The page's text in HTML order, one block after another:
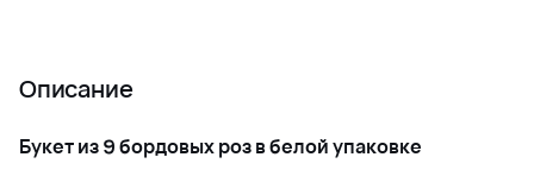
Описание
Букет из 9 бордовых роз в белой упаковке